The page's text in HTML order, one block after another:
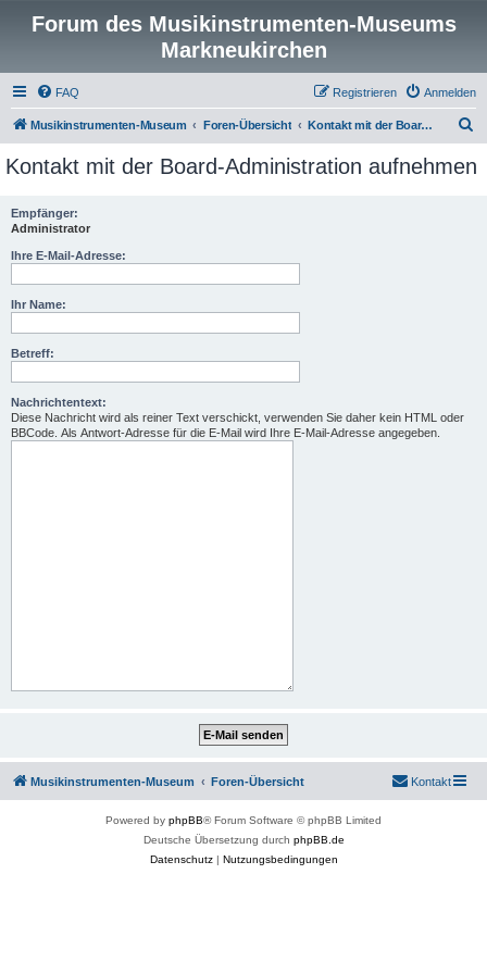
Forum des Musikinstrumenten-Museums
Markneukirchen
FAQ Anmelden
Registrieren
Musikinstrumenten-Museum Foren-Übersicht Kontakt mit der Board-Administration aufnehmen
c
Kontakt mit der Board-Administration aufnehmen
Empfänger:
Administrator
Ihre E-Mail-Adresse:
Ihr Name:
Betreff:
Nachrichtentext:
Diese Nachricht wird als reiner Text verschickt, verwenden Sie daher kein HTML oder
BBCode. Als Antwort-Adresse für die E-Mail wird Ihre E-Mail-Adresse angegeben.
Musikinstrumenten-Museum Foren-Übersicht Kontakt
Powered by phpBB® Forum Software © phpBB Limited
Deutsche Übersetzung durch phpBB.de
Datenschutz| Nutzungsbedingungen